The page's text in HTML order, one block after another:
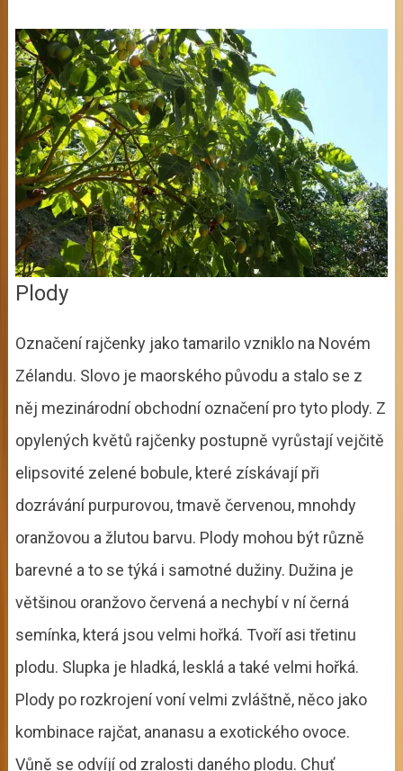
Plody
Označení rajčenky jako tamarilo vzniklo na Novém
Zélandu. Slovo je maorského původu a stalo se z
něj mezinárodní obchodní označení pro tyto plody. Z
opylených květů rajčenky postupně vyrůstají vejčitě
elipsovité zelené bobule, které získávají při
dozrávání purpurovou, tmavě červenou, mnohdy
oranžovou a žlutou barvu. Plody mohou být různě
barevné a to se týká i samotné dužiny. Dužina je
většinou oranžovo červená a nechybí v ní černá
semínka, která jsou velmi hořká. Tvoří asi třetinu
plodu. Slupka je hladká, lesklá a také velmi hořká.
Plody po rozkrojení voní velmi zvláštně, něco jako
kombinace rajčat, ananasu a exotického ovoce.
Vůně se odvíjí od zralosti daného plodu. Chuť